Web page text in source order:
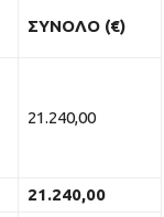
ΣΥΝΟΛΟ (€)
21.240,00
21.240,00